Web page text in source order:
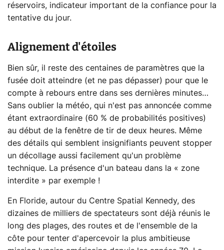
réservoirs, indicateur important de la confiance pour la
tentative du jour.
Alignement d'étoiles
Bien sûr, il reste des centaines de paramètres que la
fusée doit atteindre (et ne pas dépasser) pour que le
compte à rebours entre dans ses dernières minutes…
Sans oublier la météo, qui n'est pas annoncée comme
étant extraordinaire (60 % de probabilités positives)
au début de la fenêtre de tir de deux heures. Même
des détails qui semblent insignifiants peuvent stopper
un décollage aussi facilement qu'un problème
technique. La présence d'un bateau dans la « zone
interdite » par exemple !
En Floride, autour du Centre Spatial Kennedy, des
dizaines de milliers de spectateurs sont déjà réunis le
long des plages, des routes et de l'ensemble de la
côte pour tenter d'apercevoir la plus ambitieuse